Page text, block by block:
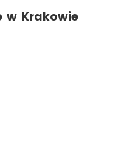
w Krakowie